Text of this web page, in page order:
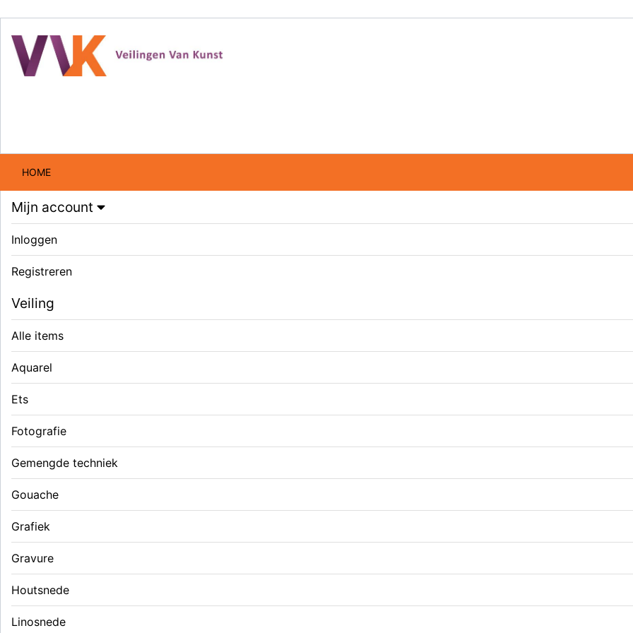
HOME
Mijn account
Inloggen
Registreren
Veiling
Alle items
Aquarel
Ets
Fotografie
Gemengde techniek
Gouache
Grafiek
Gravure
Houtsnede
Linosnede